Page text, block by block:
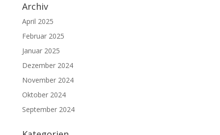
Archiv
April 2025
Februar 2025
Januar 2025
Dezember 2024
November 2024
Oktober 2024
September 2024